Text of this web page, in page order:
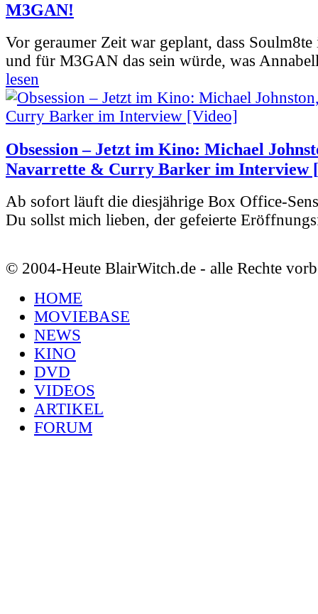
M3GAN!
Vor geraumer Zeit war geplant, dass
und für M3GAN das sein würde, was
lesen
Obsession – Jetzt im Kino: Michael
Navarrette & Curry Barker im Interview
Ab sofort läuft die diesjährige Box Office-
Du sollst mich lieben, der gefeierte
© 2004-Heute BlairWitch.de - alle Rechte
HOME
MOVIEBASE
NEWS
KINO
DVD
VIDEOS
ARTIKEL
FORUM